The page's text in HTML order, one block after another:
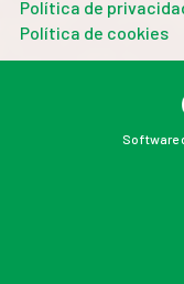
Política de
Política de cookies
Software